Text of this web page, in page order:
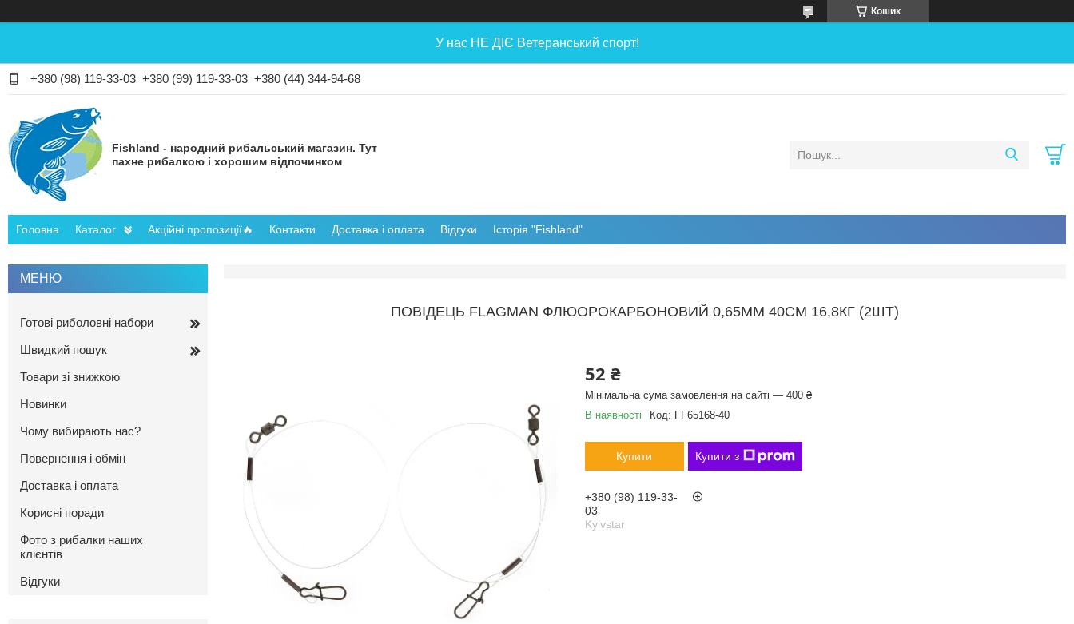
Кошик
У нас НЕ ДІЄ Ветеранський спорт!
+380 (98) 119-33-03 +380 (99) 119-33-03 +380 (44) 344-94-68
Fishland - народний рибальський магазин. Тут
пахне рибалкою і хорошим відпочинком
Головна Каталог Акційні пропозиції🔥 Контакти Доставка і оплата Відгуки Історія "Fishland"
ПОВIДЕЦЬ FLAGMAN ФЛЮОРОКАРБОНОВИЙ 0,65ММ 40СМ 16,8КГ (2ШТ)
52 ₴
Мінімальна сума замовлення на сайті — 400 ₴
В наявності
Код: FF65168-40
Купити Купити з
+380 (98) 119-33-
03
Kyivstar
Готові риболовні набори
Швидкий пошук
Товари зі знижкою
Новинки
Чому вибирають нас?
Повернення і обмін
Доставка і оплата
Корисні поради
Фото з рибалки наших
клієнтів
Відгуки